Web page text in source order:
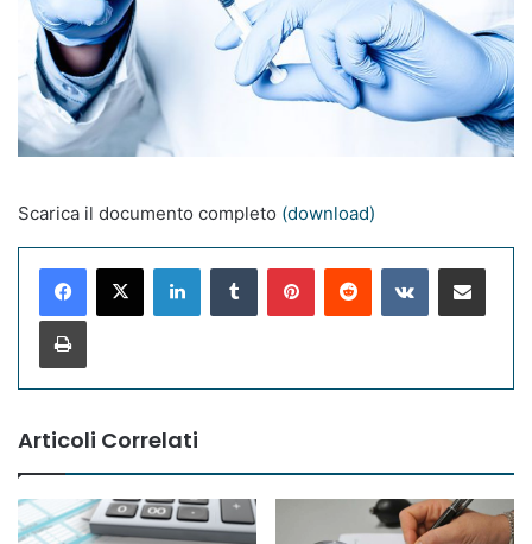
Scarica il documento completo (download)
Articoli Correlati